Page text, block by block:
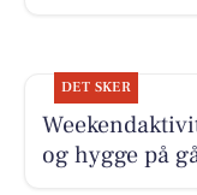
DET SKER
og hygge på